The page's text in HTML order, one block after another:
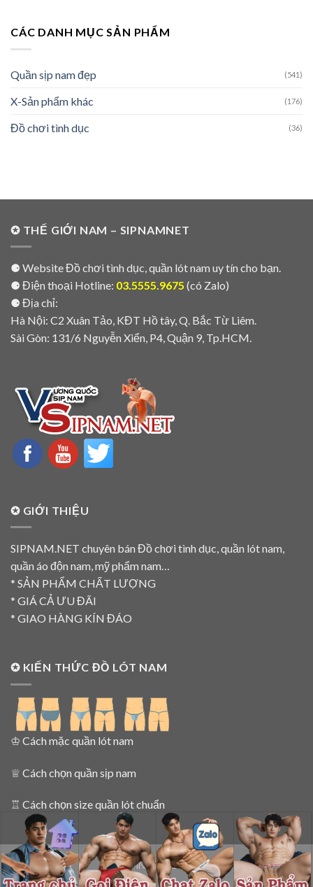
135,000 ₫. là:
CÁC DANH MỤC SẢN PHẨM
Quần sịp nam đẹp (541)
X-Sản phẩm khác (176)
Đồ chơi tình dục (36)
✪ THẾ GIỚI NAM – SIPNAMNET
⚈ Website Đồ chơi tình dục, quần lót nam uy tín cho bạn.
⚈ Điện thoại Hotline: 03.5555.9675 (có Zalo)
⚈ Địa chỉ:
Hà Nội: C2 Xuân Tảo, KĐT Hồ tây, Q. Bắc Từ Liêm.
Sài Gòn: 131/6 Nguyễn Xiển, P4, Quận 9, Tp.HCM.
✪ GIỚI THIỆU
SIPNAM.NET chuyên bán Đồ chơi tình dục, quần lót nam,
quần áo độn nam, mỹ phẩm nam…
* SẢN PHẨM CHẤT LƯỢNG
* GIÁ CẢ ƯU ĐÃI
* GIAO HÀNG KÍN ĐÁO
✪ KIẾN THỨC ĐỒ LÓT NAM
♔ Cách mặc quần lót nam
♕ Cách chọn quần sịp nam
♖ Cách chọn size quần lót chuẩn
SIPNAMNET 2015 - 2025